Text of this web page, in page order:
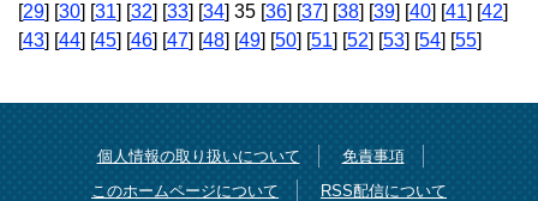
[29] [30] [31] [32] [33] [34] 35 [36] [37] [38] [39] [40] [41] [42]
[43] [44] [45] [46] [47] [48] [49] [50] [51] [52] [53] [54] [55]
個人情報の取り扱いについて
免責事項
このホームページについて
RSS配信について